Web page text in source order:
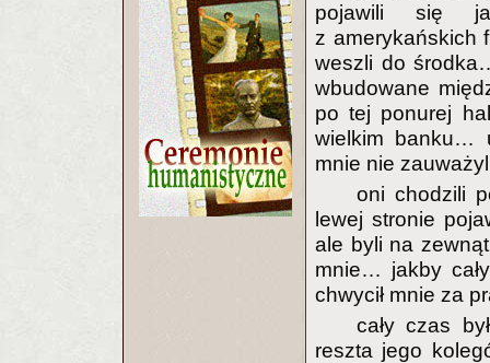
pojawili się
z
weszli do
wbudowane
po tej ponurej
wielkim banku…
mnie nie
oni chodzili
lewej stronie
ale byli na
mnie… jakby
chwycił mnie za
cały czas
reszta jego